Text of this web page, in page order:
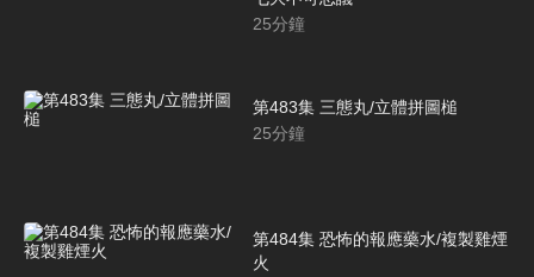
25分鐘
第483集 三態丸/立體拼圖槌
25分鐘
第484集 恐怖的報應藥水/複製雞煙
火